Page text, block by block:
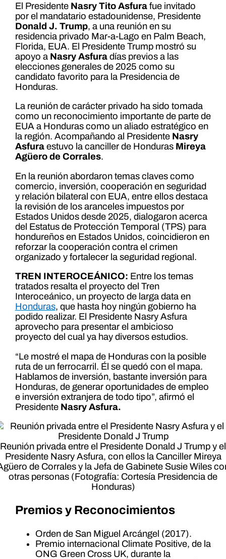
El Presidente Nasry Tito Asfurafue invitado
por el mandatario estadounidense, Presidente
Donald J. Trump, a una reunión en su
residencia privado Mar-a-Lago en Palm Beach,
Florida, EUA. El Presidente Trump mostró su
apoyo a Nasry Asfuradías previos a las
elecciones generales de 2025 como su
candidato favorito para la Presidencia de
Honduras.
La reunión de carácter privado ha sido tomada
como un reconocimiento importante de parte de
EUA a Honduras como un aliado estratégico en
la región. Acompañando al Presidente Nasry
Asfuraestuvo la canciller de Honduras Mireya
Agüero de Corrales.
En la reunión abordaron temas claves como
comercio, inversión, cooperación en seguridad
y relación bilateral con EUA, entre ellos destaca
la revisión de los aranceles impuestos por
Estados Unidos desde 2025, dialogaron acerca
del Estatus de Protección Temporal (TPS) para
hondureños en Estados Unidos, coincidieron en
reforzar la cooperación contra el crimen
organizado y fortalecer la seguridad regional.
TREN INTEROCEÁNICO: Entre los temas
tratados resalta el proyecto del Tren
Interoceánico, un proyecto de larga data en
Honduras, que hasta hoy ningún gobierno ha
podido realizar. El Presidente Nasry Asfura
aprovecho para presentar el ambicioso
proyecto del cual ya hay diversos estudios.
“Le mostré el mapa de Honduras con la posible
ruta de un ferrocarril. Él se quedó con el mapa.
Hablamos de inversión, bastante inversión para
Honduras, de generar oportunidades de empleo
e inversión extranjera de todo tipo”, afirmó el
Presidente Nasry Asfura.
Reunión privada entre el Presidente Donald J Trump y el
Presidente Nasry Asfura, con ellos la Canciller Mireya
de Corrales y la Jefa de Gabinete Susie Wiles
otras personas (Fotografía: Cortesía Presidencia de
Honduras)
Premios y Reconocimientos
Orden de San Miguel Arcángel (2017).
Premio internacional Climate Positive, de la
ONG Green Cross UK, durante la